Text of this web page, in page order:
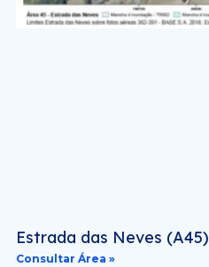
Estrada das Neves (A45)
Consultar Área »